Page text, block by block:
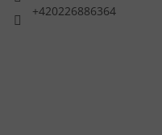
+420226886364